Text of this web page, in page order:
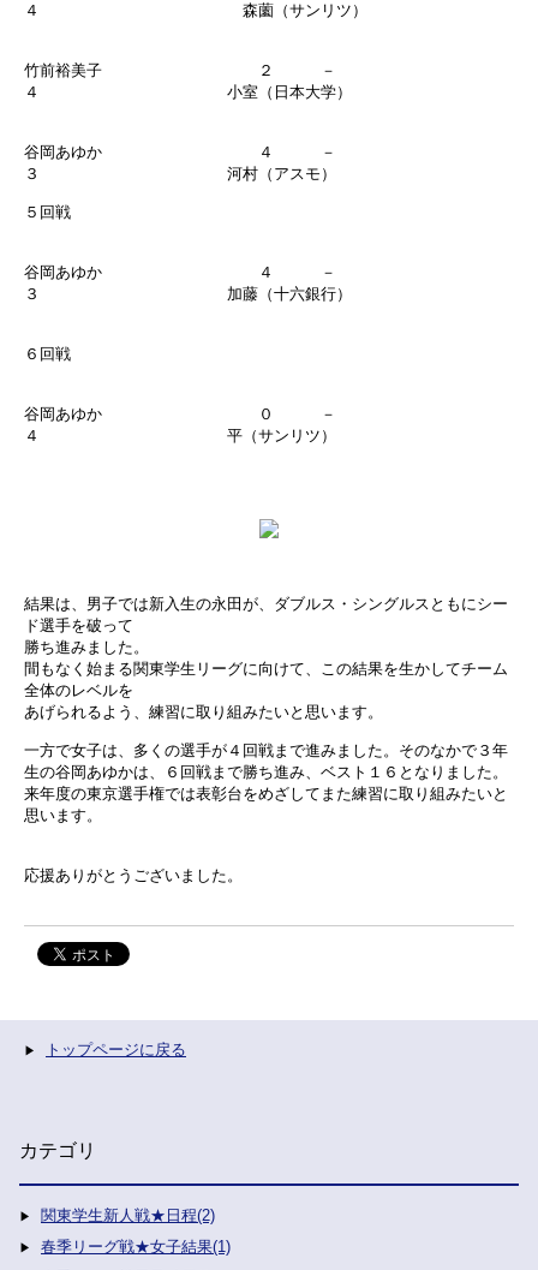
４ 森薗（サンリツ）
竹前裕美子 ２ －
４ 小室（日本大学）
谷岡あゆか ４ －
３ 河村（アスモ）
５回戦
谷岡あゆか ４ －
３ 加藤（十六銀行）
６回戦
谷岡あゆか ０ －
４ 平（サンリツ）
結果は、男子では新入生の永田が、ダブルス・シングルスともにシー
ド選手を破って
勝ち進みました。
間もなく始まる関東学生リーグに向けて、この結果を生かしてチーム
全体のレベルを
あげられるよう、練習に取り組みたいと思います。
一方で女子は、多くの選手が４回戦まで進みました。そのなかで３年
生の谷岡あゆかは、６回戦まで勝ち進み、ベスト１６となりました。
来年度の東京選手権では表彰台をめざしてまた練習に取り組みたいと
思います。
応援ありがとうございました。
トップページに戻る
カテゴリ
関東学生新人戦★日程(2)
春季リーグ戦★女子結果(1)